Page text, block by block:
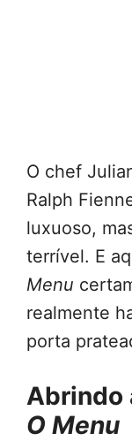
O chef
Ralph
luxuoso,
terrível. E
Menu
realmente
porta
Abrindo
O Menu